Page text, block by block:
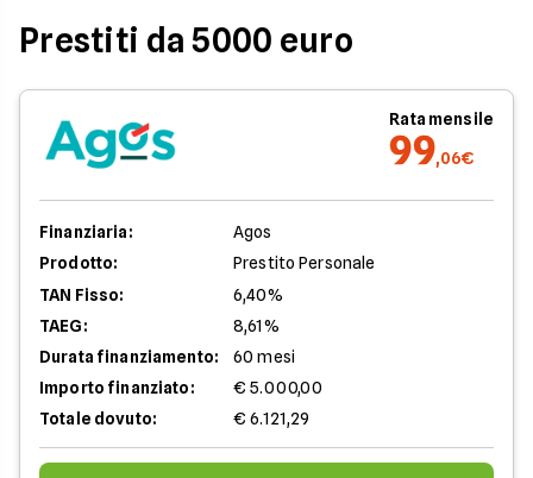
Prestiti da 5000 euro
Rata mensile
99,06€
Finanziaria:
Agos
Prodotto:
Prestito Personale
TAN Fisso:
6,40%
TAEG:
8,61%
Durata finanziamento:
60 mesi
Importo finanziato:
€ 5.000,00
Totale dovuto:
€ 6.121,29